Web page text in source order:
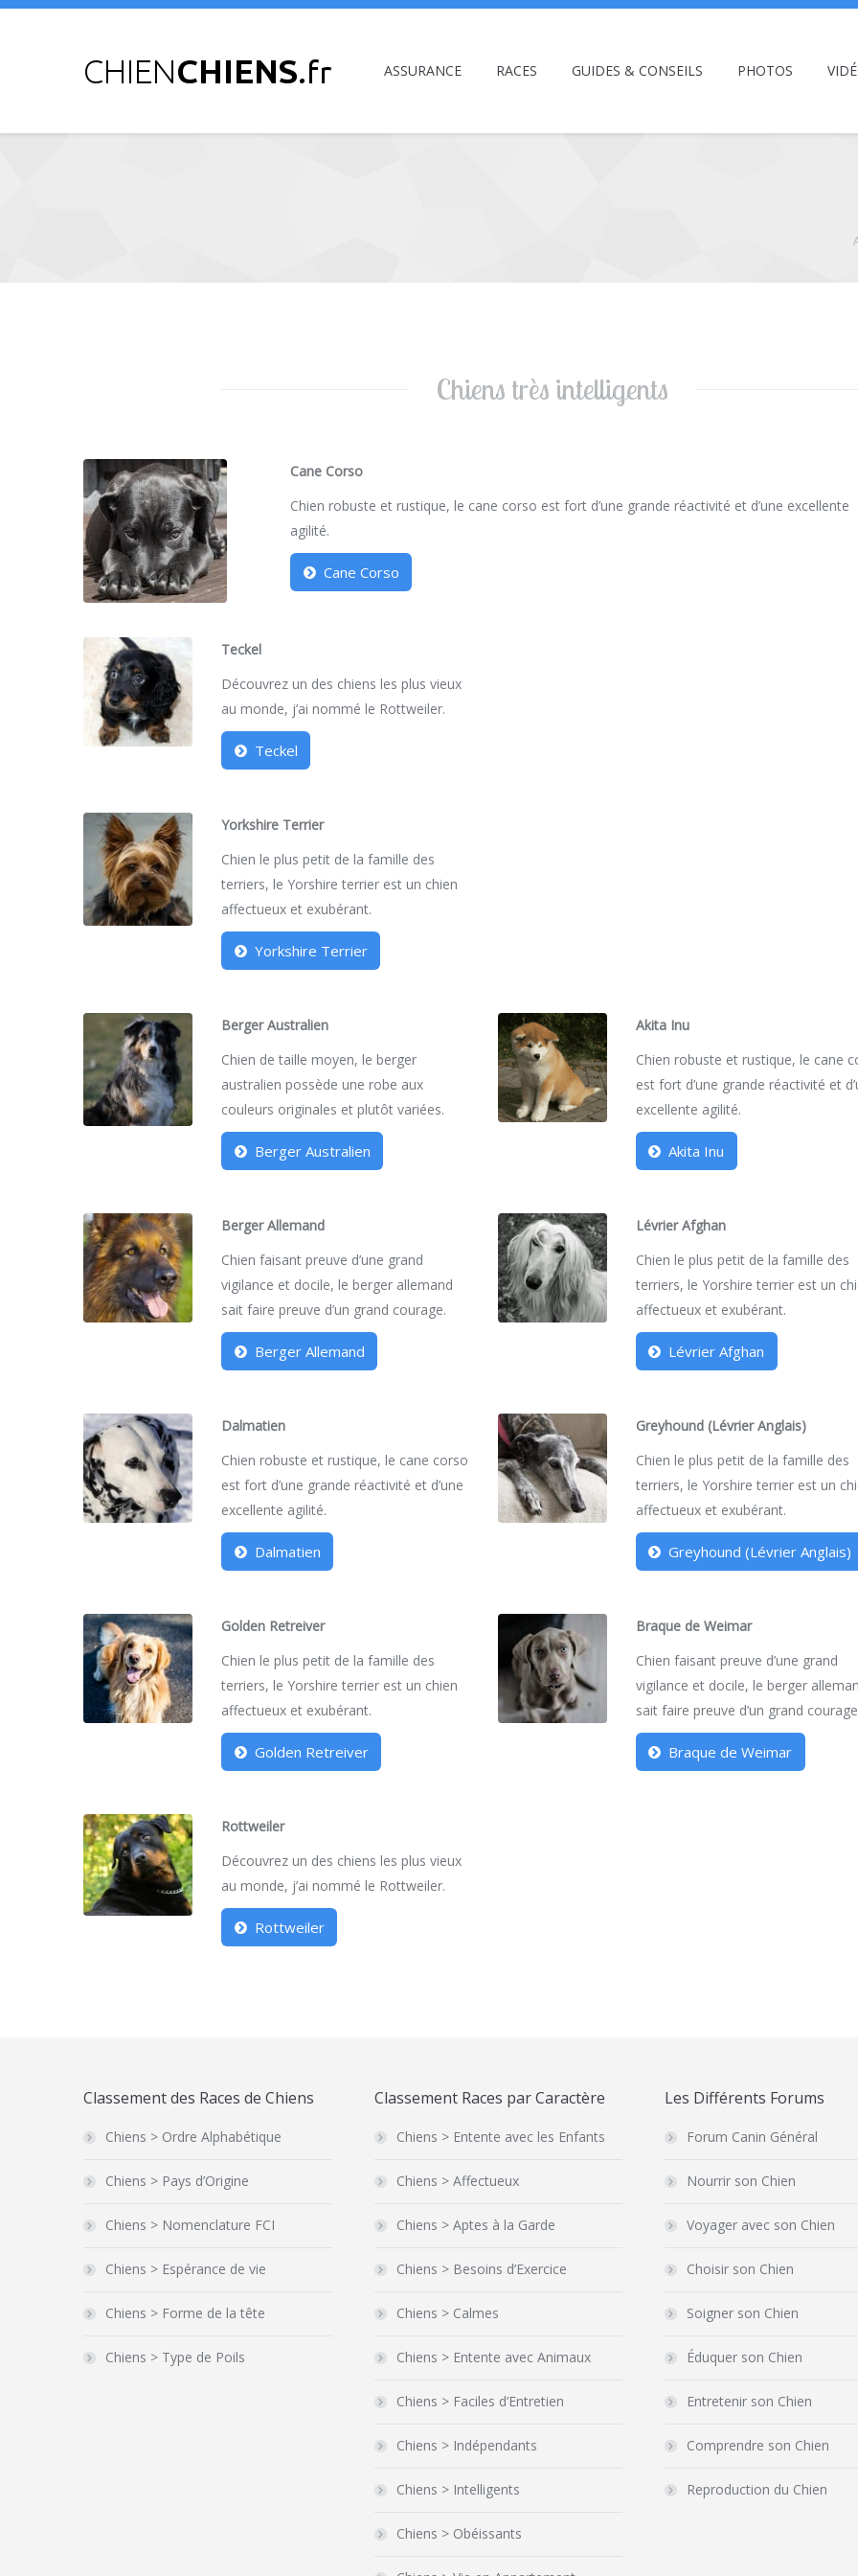
ASSURANCE RACES GUIDES & CONSEILS PHOTOS
Chiens très intelligents
Cane Corso
Chien robuste et rustique, le cane corso est fort d’une grande réactivité et d’une excellente
agilité.
Cane Corso
Teckel
Découvrez un des chiens les plus vieux
au monde, j’ai nommé le Rottweiler.
Teckel
Yorkshire Terrier
Chien le plus petit de la famille des
terriers, le Yorshire terrier est un chien
affectueux et exubérant.
Yorkshire Terrier
Berger Australien
Chien de taille moyen, le berger
australien possède une robe aux
couleurs originales et plutôt variées.
Berger Australien
Akita Inu
Chien robuste et rustique, le cane
est fort d’une grande réactivité et
excellente agilité.
Akita Inu
Berger Allemand
Chien faisant preuve d’une grand
vigilance et docile, le berger allemand
sait faire preuve d’un grand courage.
Berger Allemand
Lévrier Afghan
Chien le plus petit de la famille des
terriers, le Yorshire terrier est un
affectueux et exubérant.
Lévrier Afghan
Dalmatien
Chien robuste et rustique, le cane corso
est fort d’une grande réactivité et d’une
excellente agilité.
Dalmatien
Greyhound (Lévrier Anglais)
Chien le plus petit de la famille des
terriers, le Yorshire terrier est un
affectueux et exubérant.
Greyhound (Lévrier Anglais)
Golden Retreiver
Chien le plus petit de la famille des
terriers, le Yorshire terrier est un chien
affectueux et exubérant.
Golden Retreiver
Braque de Weimar
Chien faisant preuve d’une grand
vigilance et docile, le berger
sait faire preuve d’un grand
Braque de Weimar
Rottweiler
Découvrez un des chiens les plus vieux
au monde, j’ai nommé le Rottweiler.
Rottweiler
Classement des Races de Chiens
Chiens > Ordre Alphabétique
Chiens > Pays d’Origine
Chiens > Nomenclature FCI
Chiens > Espérance de vie
Chiens > Forme de la tête
Chiens > Type de Poils
Classement Races par Caractère
Chiens > Entente avec les Enfants
Chiens > Affectueux
Chiens > Aptes à la Garde
Chiens > Besoins d’Exercice
Chiens > Calmes
Chiens > Entente avec Animaux
Chiens > Faciles d’Entretien
Chiens > Indépendants
Chiens > Intelligents
Chiens > Obéissants
Les Différents Forums
Forum Canin Général
Nourrir son Chien
Voyager avec son Chien
Choisir son Chien
Soigner son Chien
Éduquer son Chien
Entretenir son Chien
Comprendre son Chien
Reproduction du Chien